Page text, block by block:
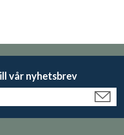
vår nyhetsbrev